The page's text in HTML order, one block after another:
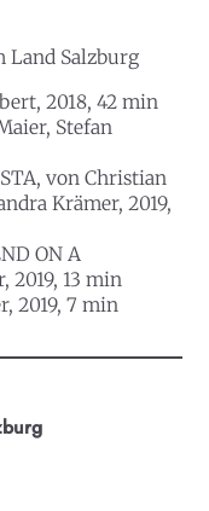
Land Salzburg
2018, 42 min
Stefan
, von Christian
Krämer, 2019,
ON A
2019, 13 min
2019, 7 min